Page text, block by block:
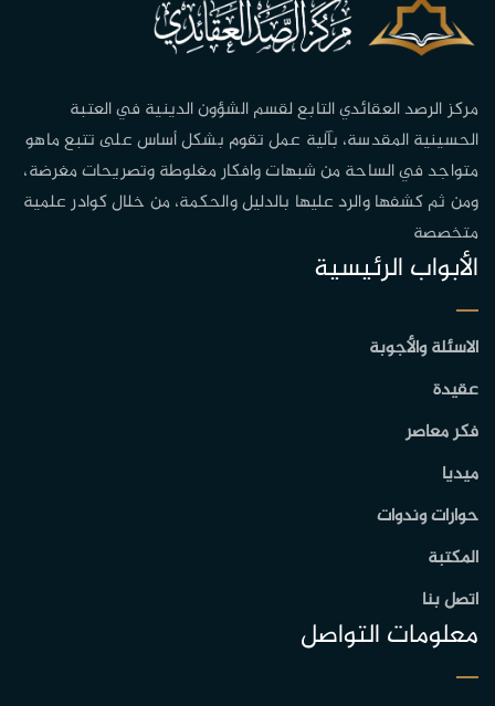
مركز الرصد العقائدي التابع لقسم الشؤون الدينية في العتبة
الحسينية المقدسة، بآلية عمل تقوم بشكل أساس على تتبع ماهو
متواجد في الساحة من شبهات وافكار مغلوطة وتصريحات مغرضة،
ومن ثم كشفها والرد عليها بالدليل والحكمة، من خلال كوادر علمية
متخصصة
الأبواب الرئيسية
الاسئلة والأجوبة
عقيدة
فكر معاصر
ميديا
حوارات وندوات
المكتبة
اتصل بنا
معلومات التواصل